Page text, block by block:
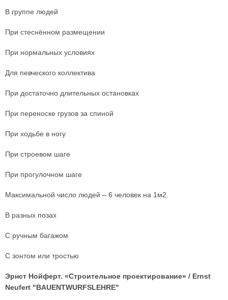
В группе людей
При стеснённом размещении
При нормальных условиях
Для певческого коллектива
При достаточно длительных остановках
При переноске грузов за спиной
При ходьбе в ногу
При строевом шаге
При прогулочном шаге
Максимальной число людей – 6 человек на 1м2.
В разных позах
С ручным багажом
С зонтом или тростью
Эрнст Нойферт. «Строительное проектирование» / Ernst
Neufert "BAUENTWURFSLEHRE"